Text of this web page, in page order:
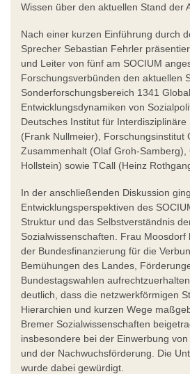
Wissen über den aktuellen Stand der
Nach einer kurzen Einführung durch
Sprecher Sebastian Fehrler
und Leiter von fünf am SOCIUM
Forschungsverbünden den aktuellen
Sonderforschungsbereich 1341
Entwicklungsdynamiken von
Deutsches Institut für Interdisziplinäre
(Frank Nullmeier), Forschungsinstitut
Zusammenhalt (Olaf Groh-Samberg),
Hollstein) sowie TCall (Heinz
In der anschließenden Diskussion
Entwicklungsperspektiven des
Struktur und das Selbstverständnis
Sozialwissenschaften. Frau Moosdorf
der Bundesfinanzierung für die
Bemühungen des Landes,
Bundestagswahlen
deutlich, dass die netzwerkförmigen
Hierarchien und kurzen Wege
Bremer Sozialwissenschaften
insbesondere bei der Einwerbung
und der Nachwuchsförderung. Die
wurde dabei gewürdigt.